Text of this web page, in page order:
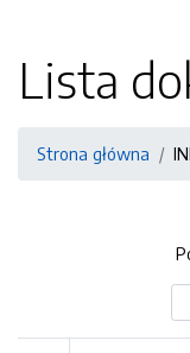
Lista
Strona główna